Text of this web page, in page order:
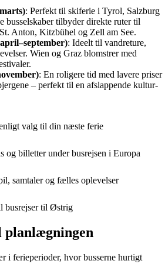
: Perfekt til skiferie i Tyrol, Salzburg
busselskaber tilbyder direkte ruter til
Anton, Kitzbühel og Zell am See.
: Ideelt til vandreture,
Wien og Graz blomstrer med
: En roligere tid med lavere priser
– perfekt til en afslappende kultur-
valg til din næste ferie
og billetter under busrejsen i Europa
samtaler og fælles oplevelser
busrejser til Østrig
i ferieperioder, hvor busserne hurtigt